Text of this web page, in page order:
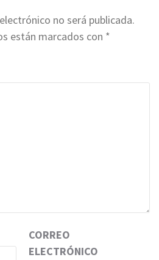
no será publicada.
están marcados con *
CORREO
ELECTRÓNICO